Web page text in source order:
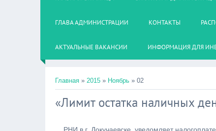
ГЛАВА АДМИНИСТРАЦИИ КОНТАКТЫ
АКТУАЛЬНЫЕ ВАКАНСИИ ИНФОРМАЦИЯ ДЛЯ
Главная » 2015 » Ноябрь » 02
«Лимит остатка наличных